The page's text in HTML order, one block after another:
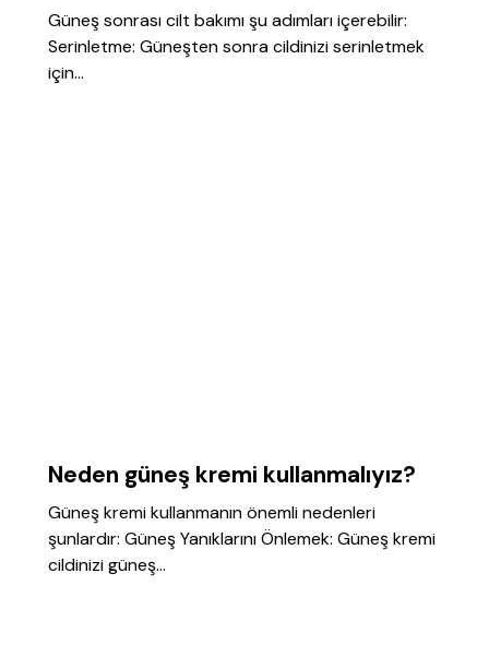
Güneş sonrası cilt bakımı şu adımları içerebilir:
Serinletme: Güneşten sonra cildinizi serinletmek
için…
Neden güneş kremi kullanmalıyız?
Güneş kremi kullanmanın önemli nedenleri
şunlardır: Güneş Yanıklarını Önlemek: Güneş kremi
cildinizi güneş…